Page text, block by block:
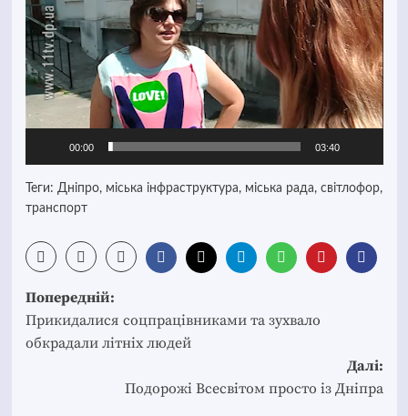
00:00 03:40
Теги: Дніпро, міська інфраструктура, міська рада, світлофор,
транспорт
Post
navigation
Попередній:
Прикидалися соцпрацівниками та зухвало
обкрадали літніх людей
Далі:
Подорожі Всесвітом просто із Дніпра